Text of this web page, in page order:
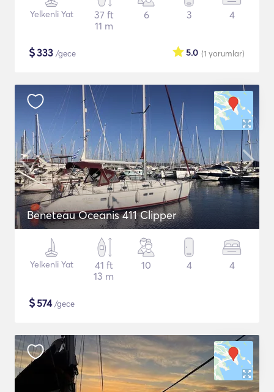
Yelkenli Yat
37 ft
11 m
6 3 4
$333 /gece (1 yorumlar)
5.0
Beneteau Oceanis 411 Clipper
Yelkenli Yat
41 ft
13 m
10 4 4
$574/gece